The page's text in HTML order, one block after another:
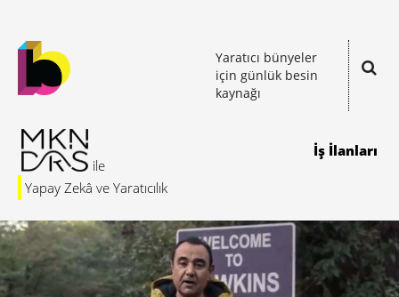
Yaratıcı bünyeler
için günlük besin
kaynağı
Yapay Zekâ ve Yaratıcılık
İş İlanları